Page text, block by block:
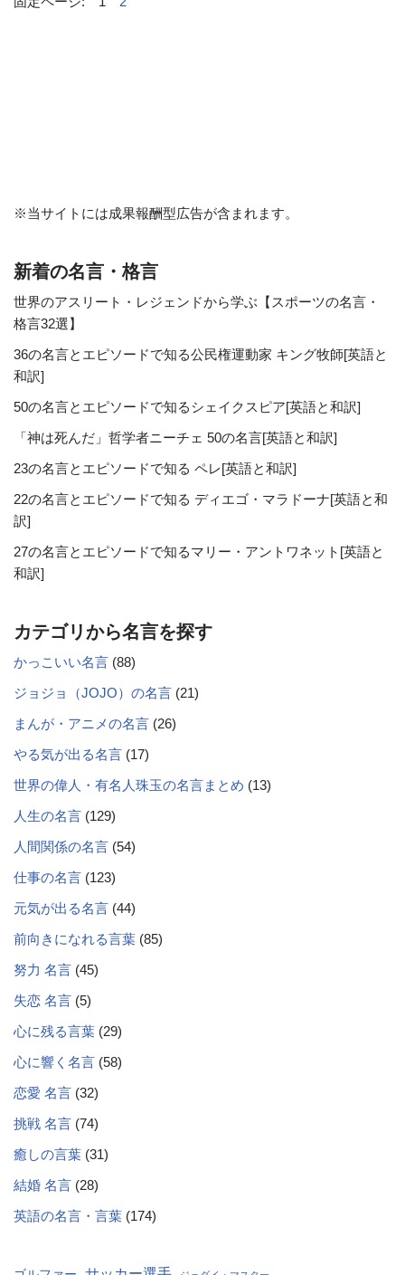
※当サイトには成果報酬型広告が含まれます。
新着の名言・格言
世界のアスリート・レジェンドから学ぶ【スポーツの名言・
格言32選】
36の名言とエピソードで知る公民権運動家 キング牧師[英語と
和訳]
50の名言とエピソードで知るシェイクスピア[英語と和訳]
「神は死んだ」哲学者ニーチェ 50の名言[英語と和訳]
23の名言とエピソードで知る ペレ[英語と和訳]
22の名言とエピソードで知る ディエゴ・マラドーナ[英語と和
訳]
27の名言とエピソードで知るマリー・アントワネット[英語と
和訳]
カテゴリから名言を探す
かっこいい名言 (88)
ジョジョ（JOJO）の名言 (21)
まんが・アニメの名言 (26)
やる気が出る名言 (17)
世界の偉人・有名人珠玉の名言まとめ (13)
人生の名言 (129)
人間関係の名言 (54)
仕事の名言 (123)
元気が出る名言 (44)
前向きになれる言葉 (85)
努力 名言 (45)
失恋 名言 (5)
心に残る言葉 (29)
心に響く名言 (58)
恋愛 名言 (32)
挑戦 名言 (74)
癒しの言葉 (31)
結婚 名言 (28)
英語の名言・言葉 (174)